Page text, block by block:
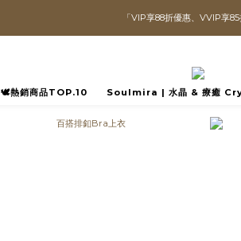
直播喊單享更優惠價格
「VIP享88折優惠、VVIP享85
直播喊單享更優惠價格
🕊️熱銷商品TOP.10 Soulmira | 水晶 & 療癒